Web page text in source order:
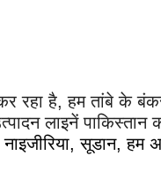
कर रहा है, हम तांबे के
लाइनें पाकिस्तान
नाइजीरिया, सूडान,